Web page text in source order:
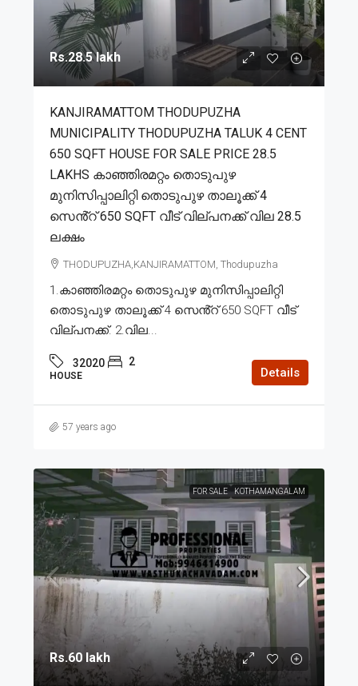
Rs.28.5 lakh
KANJIRAMATTOM THODUPUZHA
MUNICIPALITY THODUPUZHA TALUK 4 CENT
650 SQFT HOUSE FOR SALE PRICE 28.5
LAKHS കാഞ്ഞിരമറ്റം തൊടുപുഴ
മുനിസിപ്പാലിറ്റി തൊടുപുഴ താലൂക്ക് 4
സെൻ്റ് 650 SQFT വീട് വില്പനക്ക് വില 28.5
ലക്ഷം
THODUPUZHA,KANJIRAMATTOM, Thodupuzha
1.കാഞ്ഞിരമറ്റം തൊടുപുഴ മുനിസിപ്പാലിറ്റി
തൊടുപുഴ താലൂക്ക് 4 സെൻ്റ് 650 SQFT വീട്
വില്പനക്ക്. 2.വില...
32020 2
HOUSE Details
57 years ago
FOR SALE KOTHAMANGALAM
Rs.60 lakh